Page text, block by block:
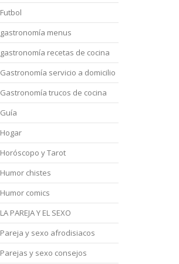
Futbol
gastronomía menus
gastronomía recetas de cocina
Gastronomía servicio a domicilio
Gastronomía trucos de cocina
Guía
Hogar
Horóscopo y Tarot
Humor chistes
Humor comics
LA PAREJA Y EL SEXO
Pareja y sexo afrodisiacos
Parejas y sexo consejos